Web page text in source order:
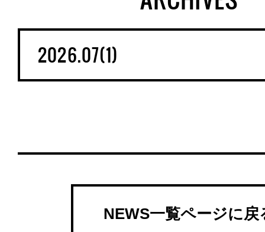
NEWS一覧ページに戻